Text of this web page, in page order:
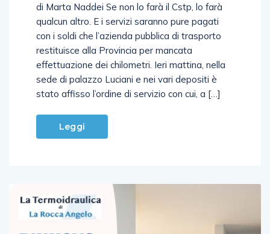
di Marta Naddei Se non lo farà il Cstp, lo farà
qualcun altro. E i servizi saranno pure pagati
con i soldi che l’azienda pubblica di trasporto
restituisce alla Provincia per mancata
effettuazione dei chilometri. Ieri mattina, nella
sede di palazzo Luciani e nei vari depositi è
stato affisso l’ordine di servizio con cui, a […]
Leggi